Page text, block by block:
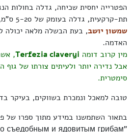
הפטרייה יחסית שכיחה, גדלה בחולות
תת-קרקעית, גדלה בעומק של 5-20 ס"מ, בסמוך לשורשי הצמח
שמשון יושב, בעת הבשלה מלאה יכולה
האדמה.
מין קרוב דומה Terfezia claveryi, אשר
אבל נדירה יותר ולעיתים צורתו של גוף
סימטרית.
טובה למאכל ונמכרת בשווקים, בעיקר
בתאור השתמשנו במידע מתוך ספרו של
по съедобным и ядовитым грибам